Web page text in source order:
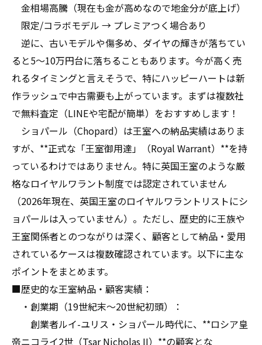
金相場高騰（現在も金が高めなので地金分が底上げ）
限定/コラボモデル → プレミアつく場合あり
逆に、古いモデルや傷多め、ダイヤの輝きが落ちてい
ると5〜10万円台に落ちることもあります。今が高く売
れるタイミングと言えそうで、特にハッピーハートは新
作ラッシュで中古需要も上がっています。まずは複数社
で無料査定（LINEや宅配が簡単）をおすすめします！
ショパール（Chopard）は王室への納品実績はありま
すが、**正式な「王室御用達」（Royal Warrant）**を持
っているわけではありません。特に英国王室のような厳
格なロイヤルワラント制度では認定されていません
（2026年現在、英国王室のロイヤルワラントリストにシ
ョパールは入っていません）。ただし、歴史的に王族や
王室関係者とのつながりは深く、顧客として納品・愛用
されているケースは複数確認されています。以下に主な
ポイントをまとめます。
■歴史的な王室納品・顧客実績：
・創業期（19世紀末～20世紀初頭）：
創業者ルイ-ユリス・ショパール時代に、**ロシア皇
帝ニコライ2世（Tsar Nicholas II）**の顧客とな